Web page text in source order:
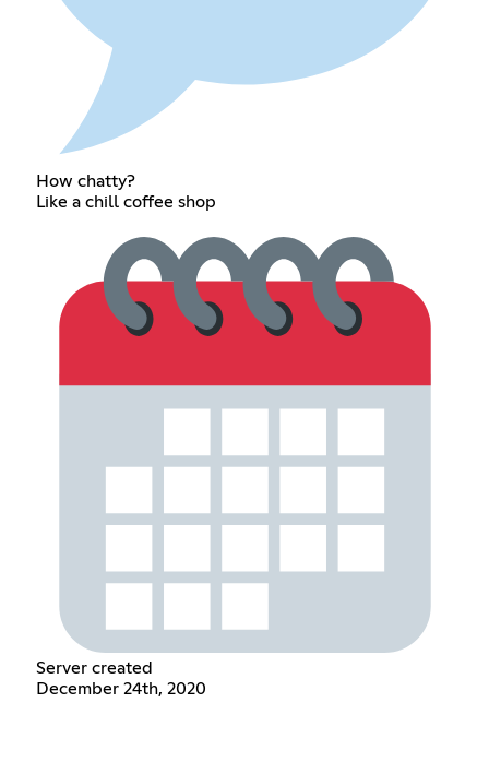
How chatty?
Like a chill coffee shop
Server created
December 24th, 2020